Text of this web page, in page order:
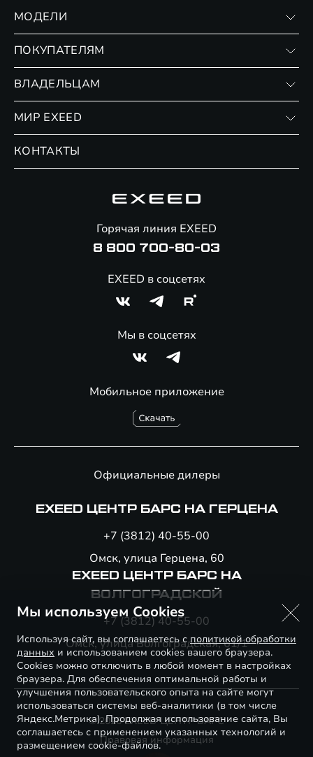
МОДЕЛИ
ПОКУПАТЕЛЯМ
Страхование
ВЛАДЕЛЬЦАМ
Сервис
Помощь на дорогах
МИР EXEED
КОНТАКТЫ
Мобильное приложение
Горячая линия EXEED
8 800 700-80-03
EXEED в соцсетях
Мы в соцсетях
Официальные дилеры
EXEED ЦЕНТР БАРС НА ГЕРЦЕНА
+7 (3812) 40-55-00
Омск, улица Герцена, 60
EXEED ЦЕНТР БАРС НА
ВОЛГОГРАДСКОЙ
+7 (3812) 40-55-00
Омск, улица Волгоградская, 61/1
© 2026 EXEED ЦЕНТР БАРС
Правовая информация
Мы используем Cookies
Используя сайт, вы соглашаетесь сполитикой обработки
данных и использованием cookies вашего браузера.
Cookies можно отключить в любой момент в настройках
браузера. Для обеспечения оптимальной работы и
улучшения пользовательского опыта на сайте могут
использоваться системы веб-аналитики (в том числе
Яндекс.Метрика). Продолжая использование сайта, Вы
соглашаетесь с применением указанных технологий и
размещением cookie-файлов.